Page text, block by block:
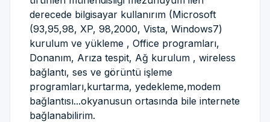
derecede bilgisayar kullanırım (Microsoft
(93,95,98, XP, 98,2000, Vista, Windows7)
kurulum ve yükleme , Office programları,
Donanım, Arıza tespit, Ağ kurulum , wireless
bağlantı, ses ve görüntü işleme
programları,kurtarma, yedekleme,modem
bağlantısı...okyanusun ortasında bile internete
bağlanabilirim.